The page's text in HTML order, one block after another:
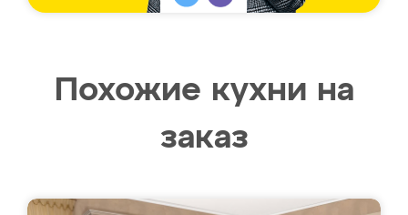
Похожие кухни на
заказ